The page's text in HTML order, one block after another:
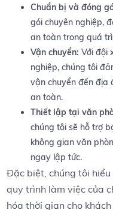
Chuẩn bị và đóng
gói chuyên ⁢nghiệp,
an toàn ​trong quá
Vận ⁤chuyển: Với⁤ đội
nghiệp, chúng tôi
vận chuyển đến địa
an toàn.
Thiết ⁣lập tại văn
chúng tôi sẽ hỗ trợ
không gian văn‍
ngay lập tức.
Đặc‌ biệt, chúng tôi
quy⁣ trình làm việc của
​hóa thời gian cho